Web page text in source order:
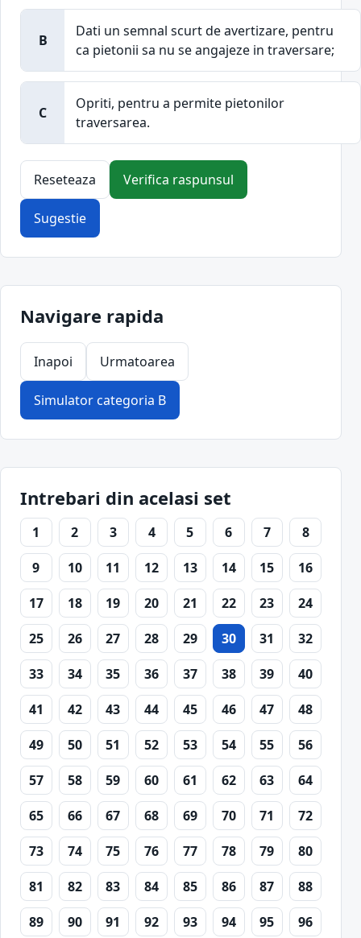
B
Dati un semnal scurt de avertizare, pentru
ca pietonii sa nu se angajeze in traversare;
C
Opriti, pentru a permite pietonilor
traversarea.
Reseteaza Verifica raspunsul
Sugestie
Navigare rapida
Inapoi Urmatoarea
Simulator categoria B
Intrebari din acelasi set
1 2 3 4 5 6 7
8
9
10 11 12 13 14 15
16
17
18 19 20 21 22 23
24
25
26 27 28 29 30 31
32
33
34 35 36 37 38 39
40
41
42 43 44 45 46 47
48
49
50 51 52 53 54 55
56
57
58 59 60 61 62 63
64
65
66 67 68 69 70 71
72
73
74 75 76 77 78 79
80
81
82 83 84 85 86 87
88
89
90 91 92 93 94 95
96